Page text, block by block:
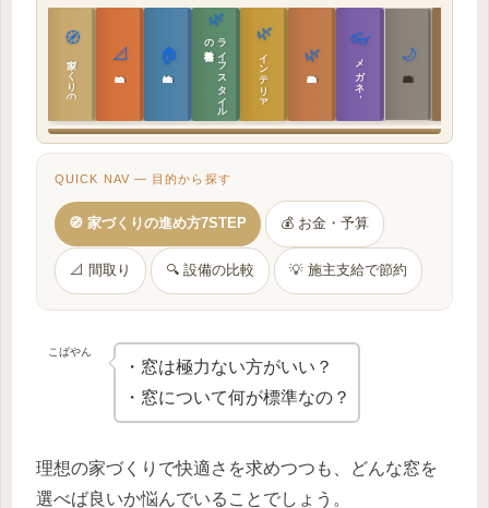
🧭
家づくりの教科書 📐
実施設計の教科書
🏠
性能設計の教科書
🌿
ラ
イ
フ
ス
タ
イ
ル
の
教科書 🌿
インテリア設計 🌿
敷地設計の教科書
👓
メガネ｜転職 🌙
建築思想の教科書
QUICK NAV — 目的から探す
🧭 家づくりの進め方7STEP 💰 お金・予算
📐 間取り 🔍 設備の比較 💡 施主支給で節約
こばやん
・窓は極力ない方がいい？
・窓について何が標準なの？
理想の家づくりで快適さを求めつつも、どんな窓を
選べば良いか悩んでいることでしょう。